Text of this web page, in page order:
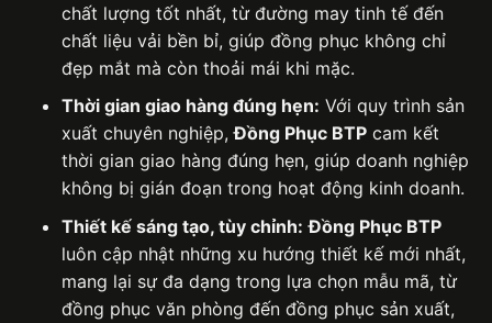
chất lượng tốt nhất, từ đường may tinh tế đến
chất liệu vải bền bỉ, giúp đồng phục không chỉ
đẹp mắt mà còn thoải mái khi mặc.
Thời gian giao hàng đúng hẹn: Với quy trình sản
xuất chuyên nghiệp,Đồng Phục BTPcam kết
thời gian giao hàng đúng hẹn, giúp doanh nghiệp
không bị gián đoạn trong hoạt động kinh doanh.
Thiết kế sáng tạo, tùy chỉnh: Đồng Phục BTP
luôn cập nhật những xu hướng thiết kế mới nhất,
mang lại sự đa dạng trong lựa chọn mẫu mã, từ
đồng phục văn phòng đến đồng phục sản xuất,